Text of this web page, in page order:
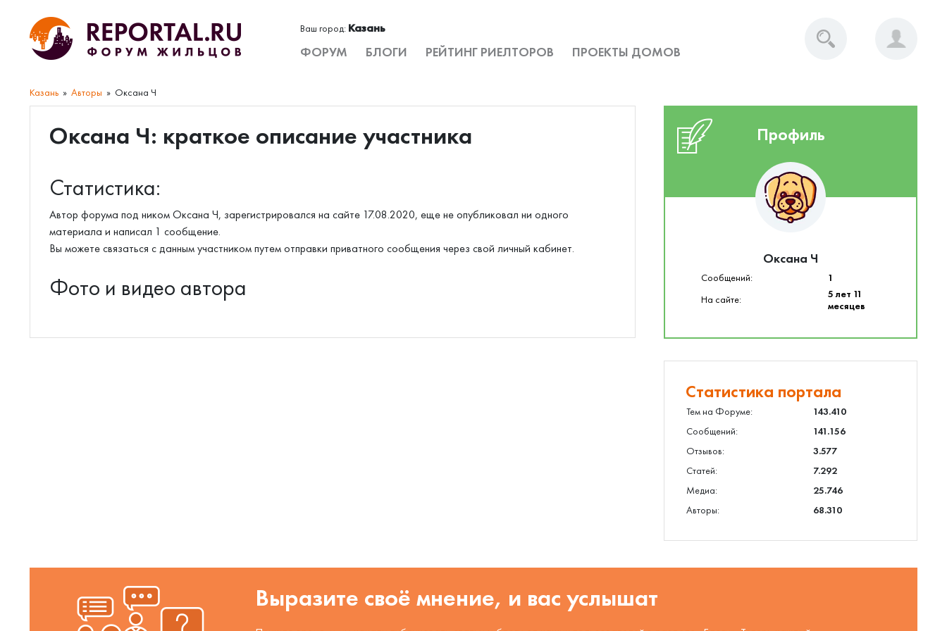
Ваш город: Казань
ФОРУМ БЛОГИ РЕЙТИНГ РИЕЛТОРОВ ПРОЕКТЫ ДОМОВ
Казань Авторы Оксана Ч
Оксана Ч: краткое описание участника
Статистика:
Автор форума под ником Оксана Ч, зарегистрировался на сайте 17.08.2020, еще не опубликовал ни одного
материала и написал 1 сообщение.
Вы можете связаться с данным участником путем отправки приватного сообщения через свой личный кабинет.
Фото и видео автора
Профиль
Оксана Ч
Сообщений:
1
На сайте:
5 лет 11
месяцев
Статистика портала
Тем на Форуме:
143.410
Сообщений:
141.156
Отзывов:
3.577
Статей:
7.292
Медиа:
25.746
Авторы:
68.310
Выразите своё мнение, и вас услышат